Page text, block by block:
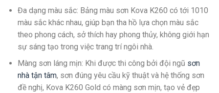
Đa dạng màu sắc: Bảng màu sơn Kova K260 có tới 1010
màu sắc khác nhau, giúp bạn tha hồ lựa chọn màu sắc
theo phong cách, sở thích hay phong thủy, không giới hạn
sự sáng tạo trong việc trang trí ngôi nhà.
Màng sơn láng mịn: Khi được thi công bởi đội ngũ sơn
nhà tận tâm, sơn đúng yêu cầu kỹ thuật và hệ thống sơn
đề nghị, Kova K260 Gold có màng sơn mịn, tạo vẻ đẹp